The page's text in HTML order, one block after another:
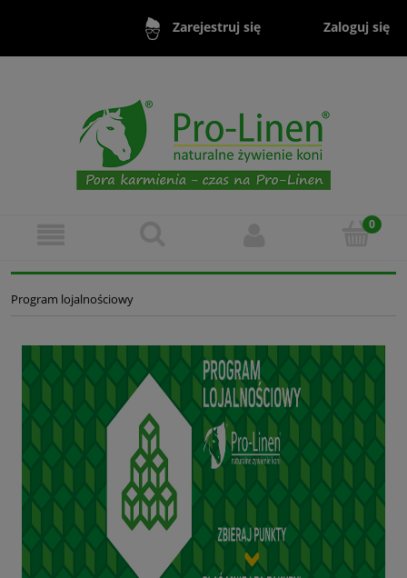
Zarejestruj się Zaloguj się
Program lojalnościowy